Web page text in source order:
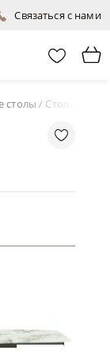
Связаться с нами
столы / Стол